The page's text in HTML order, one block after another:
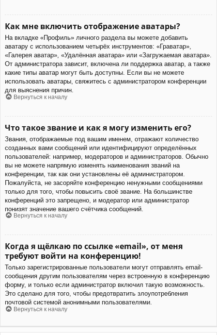
Как мне включить отображение аватары?
На вкладке «Профиль» личного раздела вы можете добавить
аватару с использованием четырёх инструментов: «Граватар»,
«Галерея аватар», «Удалённая аватара» или «Загружаемая аватара».
От администратора зависит, включена ли поддержка аватар, а также
какие типы аватар могут быть доступны. Если вы не можете
использовать аватары, свяжитесь с администратором конференции
для выяснения причин.
Вернуться к началу
Что такое звание и как я могу изменить его?
Звания, отображаемые под вашим именем, отражают количество
созданных вами сообщений или идентифицируют определённых
пользователей: например, модераторов и администраторов. Обычно
вы не можете напрямую изменять наименования званий на
конференции, так как они установлены её администратором.
Пожалуйста, не засоряйте конференцию ненужными сообщениями
только для того, чтобы повысить своё звание. На большинстве
конференций это запрещено, и модератор или администратор
понизят значение вашего счётчика сообщений.
Вернуться к началу
Когда я щёлкаю по ссылке «email», от меня
требуют войти на конференцию!
Только зарегистрированные пользователи могут отправлять email-
сообщения другим пользователям через встроенную в конференцию
форму, и только если администратор включил такую возможность.
Это сделано для того, чтобы предотвратить злоупотребления
почтовой системой анонимными пользователями.
Вернуться к началу